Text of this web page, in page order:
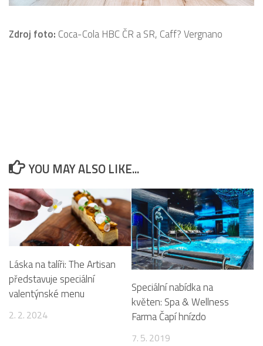
Zdroj foto: Coca-Cola HBC ČR a SR, Caff? Vergnano
YOU MAY ALSO LIKE...
Láska na talíři: The Artisan
představuje speciální
valentýnské menu
2. 2. 2024
Speciální nabídka na
květen: Spa & Wellness
Farma Čapí hnízdo
7. 5. 2019